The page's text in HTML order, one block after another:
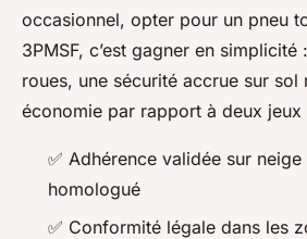
occasionnel, opter pour un pneu
3PMSF, c’est gagner en simplicité
roues, une sécurité accrue sur sol
économie par rapport à deux jeux
✅ Adhérence validée sur
homologué
✅ Conformité légale dans les